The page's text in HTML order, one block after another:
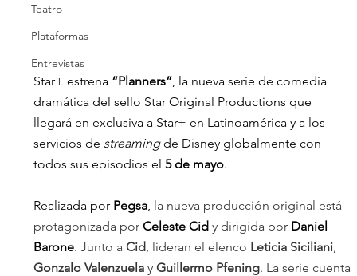
Teatro
Plataformas
Entrevistas
Star+ estrena “Planners”, la nueva serie de comedia
dramática del sello Star Original Productions que
llegará en exclusiva a Star+ en Latinoamérica y a los
servicios de streaming de Disney globalmente con
todos sus episodios el 5 de mayo.
Realizada por Pegsa, la nueva producción original está
protagonizada por Celeste Cid y dirigida por Daniel
Barone. Junto a Cid, lideran el elenco Leticia Siciliani,
Gonzalo Valenzuela y Guillermo Pfening. La serie cuenta